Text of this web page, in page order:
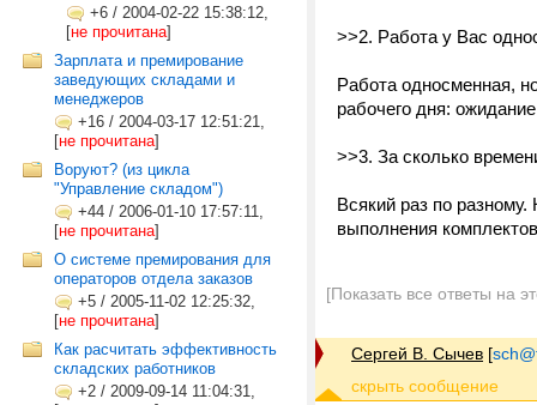
+6 / 2004-02-22 15:38:12,
[не прочитана]
Зарплата и премирование
заведующих складами и
менеджеров
+16 / 2004-03-17 12:51:21,
[не прочитана]
Воруют? (из цикла
"Управление складом")
+44 / 2006-01-10 17:57:11,
[не прочитана]
О системе премирования для
операторов отдела заказов
+5 / 2005-11-02 12:25:32,
[не прочитана]
Как расчитать эффективность
складских работников
+2 / 2009-09-14 11:04:31,
>>2. Работа у Вас
Работа односменная,
рабочего дня:
>>3. За сколько
Всякий раз по разному.
выполнения
[Показать все ответы на
Сергей В. Сычев [